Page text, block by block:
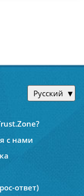
Русский
с нами
ответ)